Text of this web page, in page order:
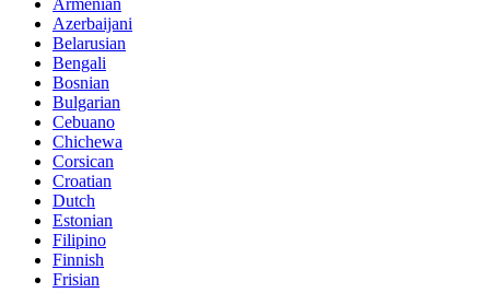
Armenian
Azerbaijani
Belarusian
Bengali
Bosnian
Bulgarian
Cebuano
Chichewa
Corsican
Croatian
Dutch
Estonian
Filipino
Finnish
Frisian